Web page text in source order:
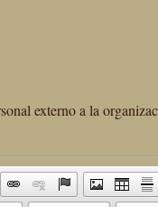
externo a la